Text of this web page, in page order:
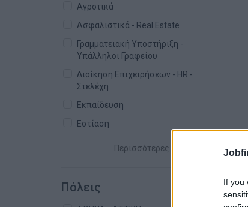
If you
Αγροτικά
Ασφαλιστικά - Real Estate
Γραμματειακή Υποστήριξη -
Υπάλληλοι Γραφείου
Διοίκηση Επιχειρήσεων - HR -
Στελέχη
Εκπαίδευση
Εστίαση
Περισσότερες κατηγορίες +
Πόλεις